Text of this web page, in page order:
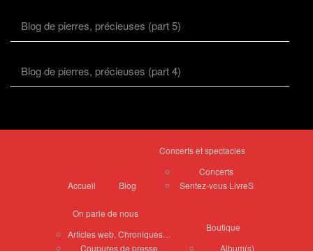
Blog de pierres, précieuses (part 5)
Blog de pierres, précieuses (part 4)
Accueil Blog
Concerts et spectacles
Concerts
Sentez-vous LivreS
On parle de nous
Articles web, Chroniques…
Coupures de presse
Boutique
Album(s)